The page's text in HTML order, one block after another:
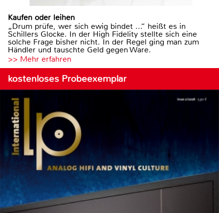
Kaufen oder leihen
„Drum prüfe, wer sich ewig bindet ...“ heißt es in
Schillers Glocke. In der High Fidelity stellte sich eine
solche Frage bisher nicht. In der Regel ging man zum
Händler und tauschte Geld gegen Ware.
>> Mehr erfahren
kostenloses Probeexemplar